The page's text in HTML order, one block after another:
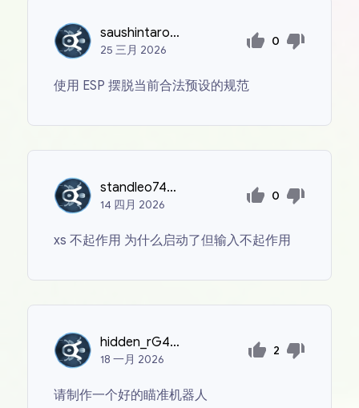
saushintaron640
25三月 2026
0
使用 ESP 摆脱当前合法预设的规范
standleo7474
14 四月 2026
0
xs 不起作用 为什么启动了但输入不起作用
hidden_rG4Ao3PRMYazfLm
18一月 2026
2
请制作一个好的瞄准机器人